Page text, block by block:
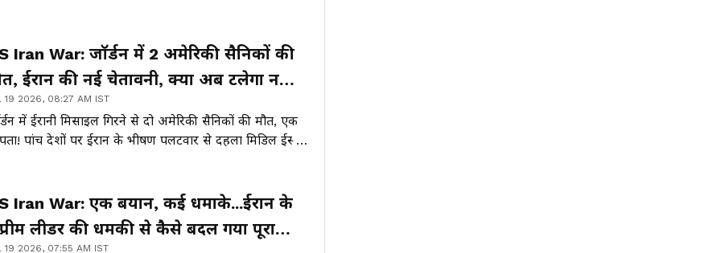
Iran War: जॉर्डन में 2 अमेरिकी सैनिकों की
ईरान की नई चेतावनी, क्या अब टलेगा नहीं
युद्ध?
19 2026, 08:27 AM IST
में ईरानी मिसाइल गिरने से दो अमेरिकी सैनिकों की मौत, एक
पांच देशों पर ईरान के भीषण पलटवार से दहला मिडिल ईस्ट।
Iran War: एक बयान, कई धमाके...ईरान के
लीडर की धमकी से कैसे बदल गया पूरा
19 2026, 07:55 AM IST